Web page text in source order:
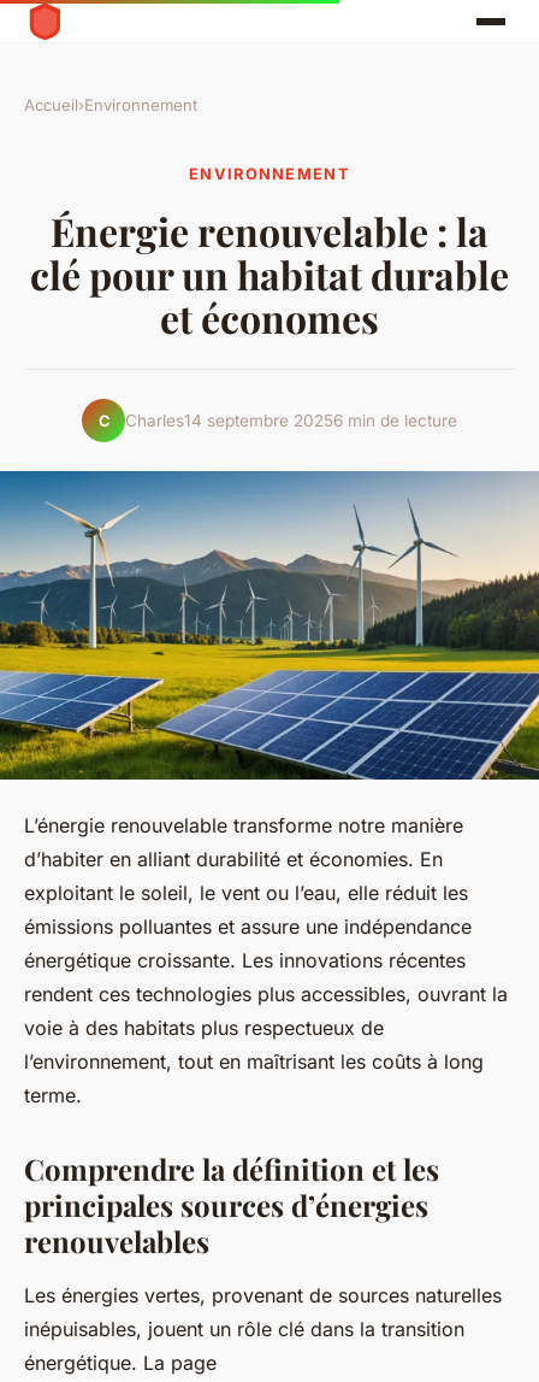
Accueil›Environnement
ENVIRONNEMENT
Énergie renouvelable : la
clé pour un habitat durable
et économes
C Charles14 septembre 20256 min de lecture
L’énergie renouvelable transforme notre manière
d’habiter en alliant durabilité et économies. En
exploitant le soleil, le vent ou l’eau, elle réduit les
émissions polluantes et assure une indépendance
énergétique croissante. Les innovations récentes
rendent ces technologies plus accessibles, ouvrant la
voie à des habitats plus respectueux de
l’environnement, tout en maîtrisant les coûts à long
terme.
Comprendre la définition et les
principales sources d’énergies
renouvelables
Les énergies vertes, provenant de sources naturelles
inépuisables, jouent un rôle clé dans la transition
énergétique. La page